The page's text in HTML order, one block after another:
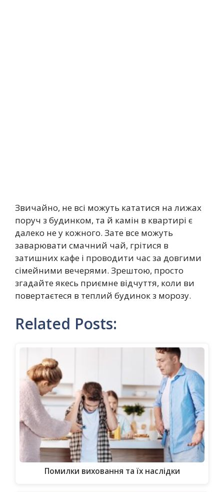
Звичайно, не всі можуть кататися на лижах
поруч з будинком, та й камін в квартирі є
далеко не у кожного. Зате все можуть
заварювати смачний чай, грітися в
затишних кафе і проводити час за довгими
сімейними вечерями. Зрештою, просто
згадайте якесь приємне відчуття, коли ви
повертаєтеся в теплий будинок з морозу.
Related Posts:
Помилки виховання та їх наслідки